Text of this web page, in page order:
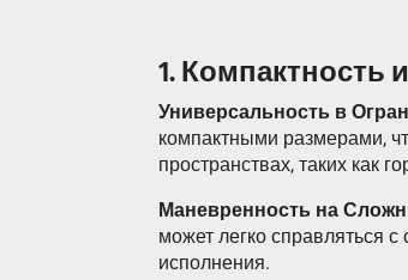
1. Компактность
Универсальность в
компактными размерами,
пространствах, таких как
Маневренность на
может легко справляться
исполнения.